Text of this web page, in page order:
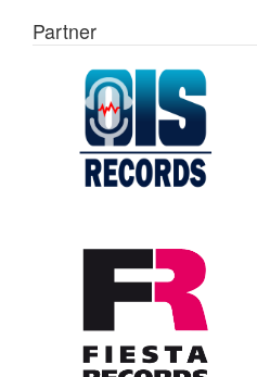
Partner